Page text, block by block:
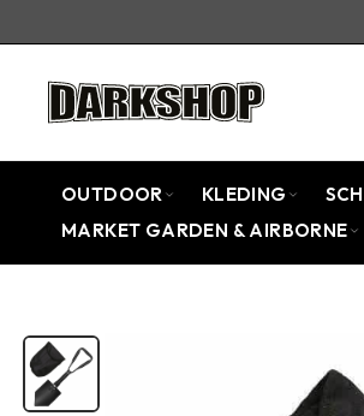
OUTDOOR KLEDING
MARKET GARDEN & AIRBORNE